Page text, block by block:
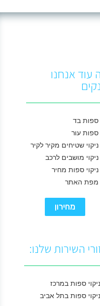
עוד אנחנו
ספות בד
ספות עור
ניקוי שטיחים מקיר לקיר
ניקוי מושבים לרכב
ניקוי ספות מחיר
מפת האתר
מחירון
השירות שלנו:
ניקוי ספות במרכז
ניקוי ספות בתל אביב